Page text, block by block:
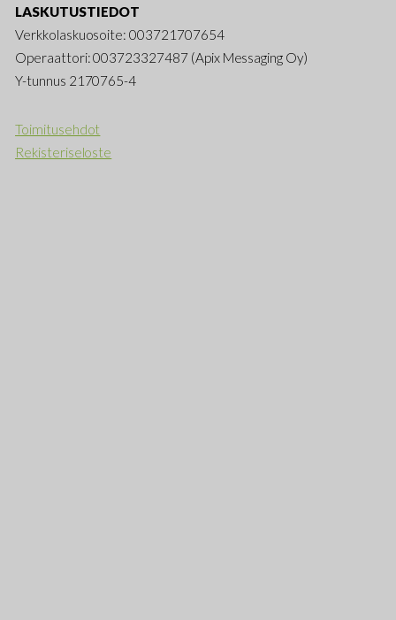
LASKUTUSTIEDOT
Verkkolaskuosoite: 003721707654
Operaattori: 003723327487 (Apix Messaging Oy)
Y-tunnus 2170765-4
Toimitusehdot
Rekisteriseloste